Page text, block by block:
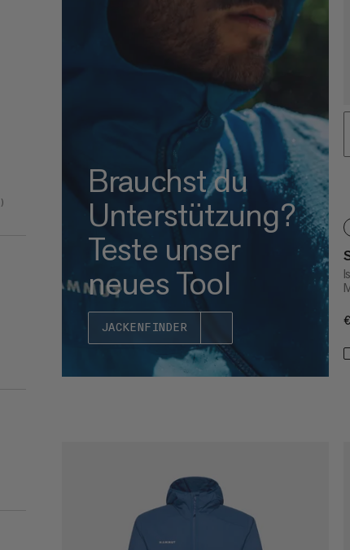
)
Brauchst du
Unterstützung?
Teste unser
neues Tool
JACKENFINDER